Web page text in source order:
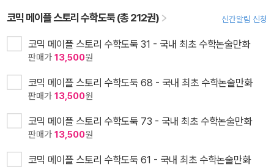
코믹 메이플 스토리 수학도둑 (총 212권) 신간알림 신청
코믹 메이플 스토리 수학도둑 31 - 국내 최초 수학논술만화
판매가 13,500원
코믹 메이플 스토리 수학도둑 68 - 국내 최초 수학논술만화
판매가 13,500원
코믹 메이플 스토리 수학도둑 73 - 국내 최초 수학논술만화
판매가 13,500원
코믹 메이플 스토리 수학도둑 61 - 국내 최초 수학논술만화